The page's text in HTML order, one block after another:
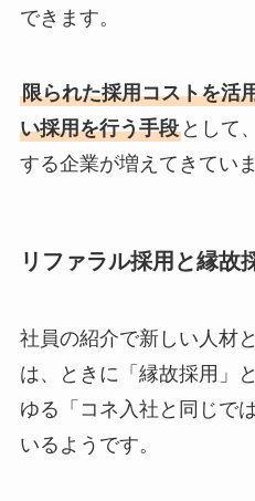
できます。
限られた採用コストを活
い採用を行う手段として
する企業が増えてきていま
リファラル採用と縁故
社員の紹介で新しい人材
は、ときに「縁故採用」
ゆる「コネ入社と同じで
いるようです。